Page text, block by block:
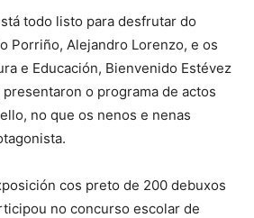
todo listo para desfrutar do
Porriño, Alejandro Lorenzo, e os
e Educación, Bienvenido Estévez
o programa de actos
no que os nenos e nenas
cos preto de 200 debuxos
no concurso escolar de